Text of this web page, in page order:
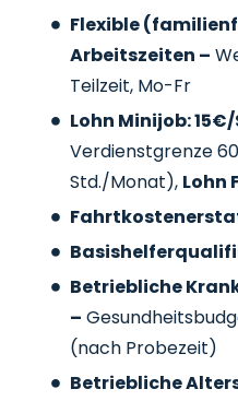
Flexible
Arbeitszeiten –
Teilzeit, Mo-Fr
Lohn Minijob:
Verdienstgrenze
Std./Monat), Lohn
Betriebliche
–
(nach Probezeit)
Betriebliche